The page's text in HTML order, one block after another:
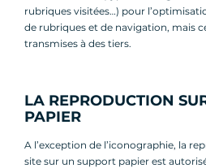
rubriques visitées…) pour
de rubriques et de navigation, mais
transmises à des tiers.
LA REPRODUCTION
PAPIER
A l’exception de l’iconographie, la
site sur un support papier est